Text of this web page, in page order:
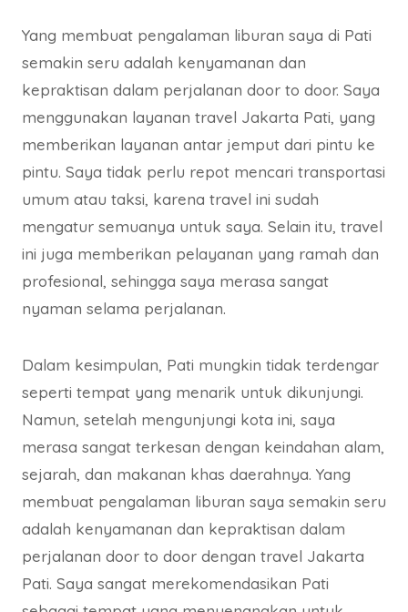
Yang membuat pengalaman liburan saya di Pati
semakin seru adalah kenyamanan dan
kepraktisan dalam perjalanan door to door. Saya
menggunakan layanan travel Jakarta Pati, yang
memberikan layanan antar jemput dari pintu ke
pintu. Saya tidak perlu repot mencari transportasi
umum atau taksi, karena travel ini sudah
mengatur semuanya untuk saya. Selain itu, travel
ini juga memberikan pelayanan yang ramah dan
profesional, sehingga saya merasa sangat
nyaman selama perjalanan.
Dalam kesimpulan, Pati mungkin tidak terdengar
seperti tempat yang menarik untuk dikunjungi.
Namun, setelah mengunjungi kota ini, saya
merasa sangat terkesan dengan keindahan alam,
sejarah, dan makanan khas daerahnya. Yang
membuat pengalaman liburan saya semakin seru
adalah kenyamanan dan kepraktisan dalam
perjalanan door to door dengan travel Jakarta
Pati. Saya sangat merekomendasikan Pati